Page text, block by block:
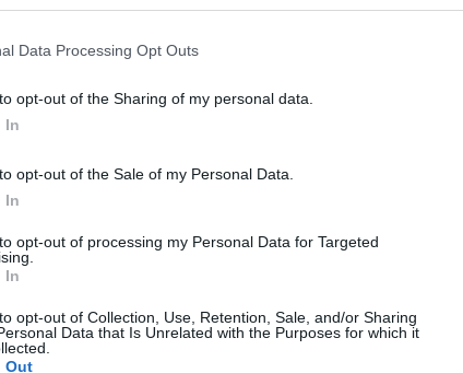
Data Processing Opt Outs
opt-out of the Sharing of my personal data.
In
opt-out of the Sale of my Personal Data.
In
opt-out of processing my Personal Data for Targeted
In
opt-out of Collection, Use, Retention, Sale, and/or Sharing
Data that Is Unrelated with the Purposes for which it
Out
de drogist koopt, dan is dit vaak een veel agressiever
in ons kapsalon hebben wij een ammoniavrije verf. Die is
Ook blijft de kleur langer mooi en behoud je langer de
vroeger grijs worden . Het tijdstip waarop je grijs wordt, is bij
dit om de drie weken, omdat ik nogal snel uitgroei heb.
kleurt. Als het een ammoniavrije kleuring is, kan dit geen
je haar. Het is een goed teken dat je haar snel groeit. De
wil kleuren. Wanneer je een kleur zoekt die je
langer uitstellen.